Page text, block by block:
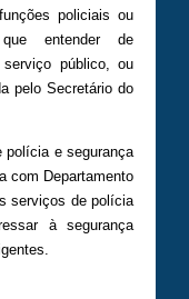
policiais ou
entender de
público, ou
pelo Secretário do
polícia e segurança
com Departamento
serviços de polícia
à segurança